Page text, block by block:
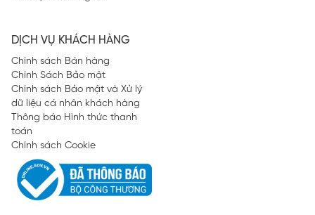
DỊCH VỤ KHÁCH HÀNG
Chính sách Bán hàng
Chính Sách Bảo mật
Chính sách Bảo mật và Xử lý
dữ liệu cá nhân khách hàng
Thông báo Hình thức thanh
toán
Chính sách Cookie